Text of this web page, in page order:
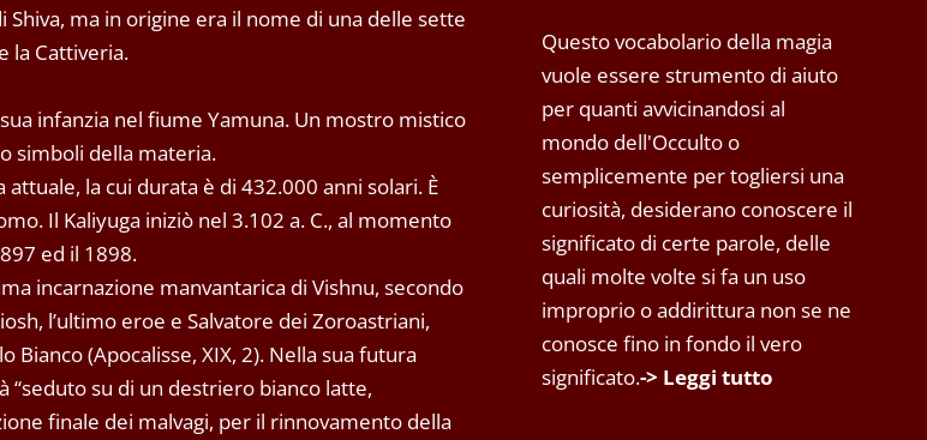
Shiva, ma in origine era il nome di una delle sette
la Cattiveria.
infanzia nel fiume Yamuna. Un mostro mistico
simboli della materia.
la cui durata è di 432.000 anni solari. È
Il Kaliyuga iniziò nel 3.102 a. C., al momento
ed il 1898.
incarnazione manvantarica di Vishnu, secondo
l’ultimo eroe e Salvatore dei Zoroastriani,
Bianco (Apocalisse, XIX, 2). Nella sua futura
“seduto su di un destriero bianco latte,
finale dei malvagi, per il rinnovamento della
Questo vocabolario della magia
vuole essere strumento di aiuto
per quanti avvicinandosi al
mondo dell'Occulto o
semplicemente per togliersi una
curiosità, desiderano conoscere il
significato di certe parole, delle
quali molte volte si fa un uso
improprio o addirittura non se ne
conosce fino in fondo il vero
significato.-> Leggi tutto